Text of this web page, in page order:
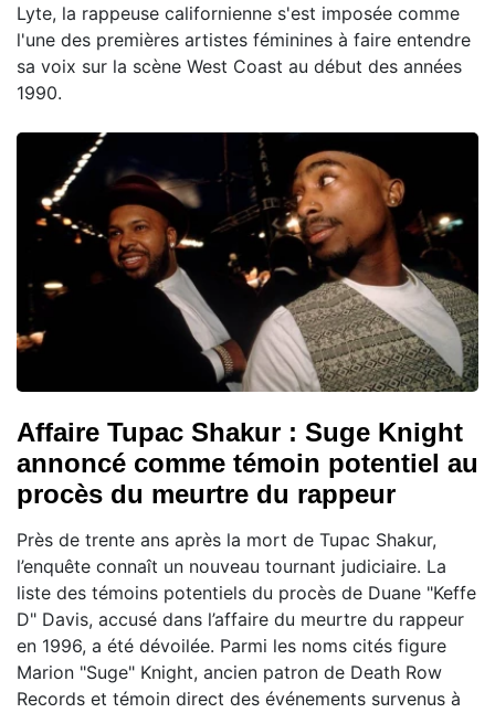
Lyte, la rappeuse californienne s'est imposée comme
l'une des premières artistes féminines à faire entendre
sa voix sur la scène West Coast au début des années
1990.
Affaire Tupac Shakur : Suge Knight
annoncé comme témoin potentiel au
procès du meurtre du rappeur
Près de trente ans après la mort de Tupac Shakur,
l’enquête connaît un nouveau tournant judiciaire. La
liste des témoins potentiels du procès de Duane "Keffe
D" Davis, accusé dans l’affaire du meurtre du rappeur
en 1996, a été dévoilée. Parmi les noms cités figure
Marion "Suge" Knight, ancien patron de Death Row
Records et témoin direct des événements survenus à